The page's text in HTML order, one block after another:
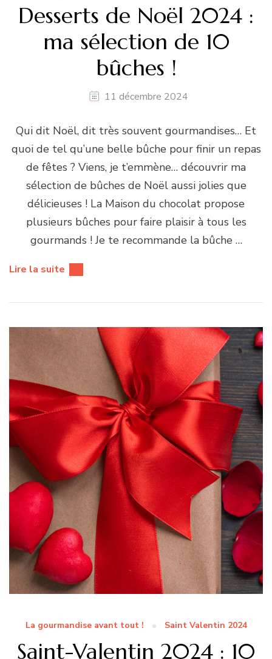
Desserts de Noël 2024 :
ma sélection de 10
bûches !
11 décembre 2024
Qui dit Noël, dit très souvent gourmandises… Et
quoi de tel qu’une belle bûche pour finir un repas
de fêtes ? Viens, je t’emmène… découvrir ma
sélection de bûches de Noël aussi jolies que
délicieuses ! La Maison du chocolat propose
plusieurs bûches pour faire plaisir à tous les
gourmands ! Je te recommande la bûche …
Lire la suite
La gourmandise avant tout ! Saint Valentin 2024
Saint-Valentin 2024 : 10